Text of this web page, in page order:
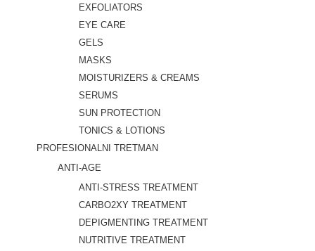
EXFOLIATORS
EYE CARE
GELS
MASKS
MOISTURIZERS & CREAMS
SERUMS
SUN PROTECTION
TONICS & LOTIONS
PROFESIONALNI TRETMAN
ANTI-AGE
ANTI-STRESS TREATMENT
CARBO2XY TREATMENT
DEPIGMENTING TREATMENT
NUTRITIVE TREATMENT